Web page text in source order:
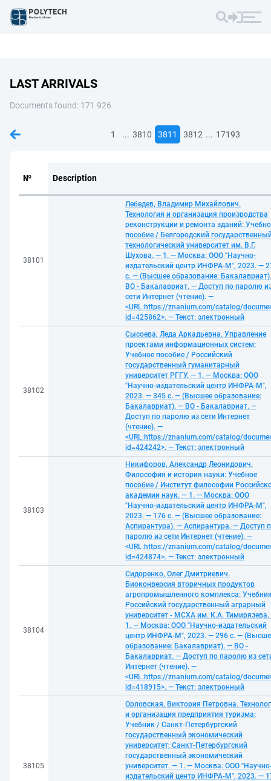
LAST ARRIVALS
Documents found: 171 926
1 ... 3810 3811 3812 ... 17193
№ Description
38101
Лебедев, Владимир Михайлович.
Технология и организация производства
реконструкции и ремонта зданий:
пособие / Белгородский
технологический университет им. В.Г.
Шухова. — 1. — Москва: ООО "Научно-
издательский центр ИНФРА-М", 2023. —
с. — (Высшее образование:
ВО - Бакалавриат. — Доступ по паролю
сети Интернет (чтение). —
<URL:https://znanium.com/catalog/
id=425862>. — Текст: электронный
38102
Сысоева, Леда Аркадьевна. Управление
проектами информационных систем:
Учебное пособие / Российский
государственный гуманитарный
университет РГГУ. — 1. — Москва: ООО
"Научно-издательский центр ИНФРА-М",
2023. — 345 с. — (Высшее образование:
Бакалавриат). — ВО - Бакалавриат. —
Доступ по паролю из сети Интернет
(чтение). —
<URL:https://znanium.com/catalog/
id=424242>. — Текст: электронный
38103
Никифоров, Александр Леонидович.
Философия и история науки: Учебное
пособие / Институт философии
академии наук. — 1. — Москва: ООО
"Научно-издательский центр ИНФРА-М",
2023. — 176 с. — (Высшее образование:
Аспирантура). — Аспирантура. — Доступ
паролю из сети Интернет (чтение). —
<URL:https://znanium.com/catalog/
id=424874>. — Текст: электронный
38104
Сидоренко, Олег Дмитриевич.
Биоконверсия вторичных продуктов
агропромышленного комплекса:
Российский государственный аграрный
университет - МСХА им. К.А.
1. — Москва: ООО "Научно-издательский
центр ИНФРА-М", 2023. — 296 с. —
образование: Бакалавриат). — ВО -
Бакалавриат. — Доступ по паролю из
Интернет (чтение). —
<URL:https://znanium.com/catalog/
id=418915>. — Текст: электронный
38105
Орловская, Виктория Петровна.
и организация предприятия туризма:
Учебник / Санкт-Петербургский
государственный экономический
университет; Санкт-Петербургский
государственный экономический
университет. — 1. — Москва: ООО
издательский центр ИНФРА-М", 2023. —